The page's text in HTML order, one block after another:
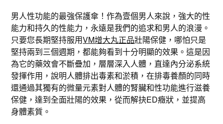
男人性功能的最強保護傘！作為壹個男人來說，強大的性
能力和持久的性能力，永遠是我們的追求和男人的浪漫。
只要您長期堅持服用VM增大丸正品壯陽保健，哪怕只是
堅持兩到三個週期，都能夠看到十分明顯的效果。這是因
為它的藥效會不斷疊加，層層深入人體，直達內分泌系統
發揮作用，說明人體排出毒素和淤積，在排毒養顏的同時
還通過其獨有的微量元素對人體的腎臟和性功能進行滋養
保健，達到全面壯陽的效果，從而解抉ED癥狀，並提高
身體素質。